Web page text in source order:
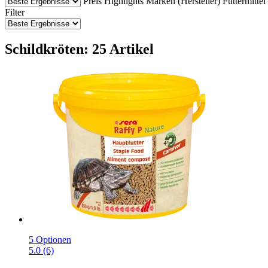
Filter
Schildkröten: 25 Artikel
5 Optionen
5.0 (6)